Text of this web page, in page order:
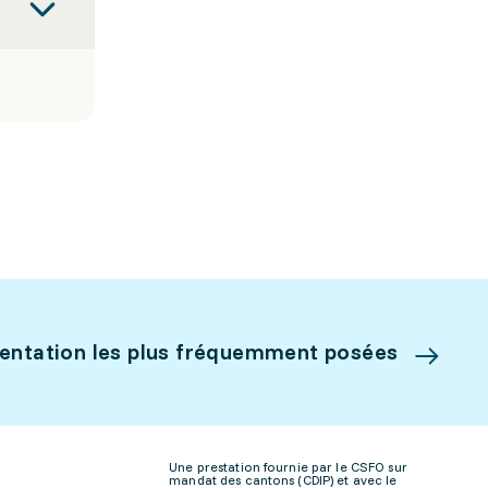
les plus fréquemment posées
Une prestation fournie par le CSFO sur
mandat des cantons (CDIP) et avec le